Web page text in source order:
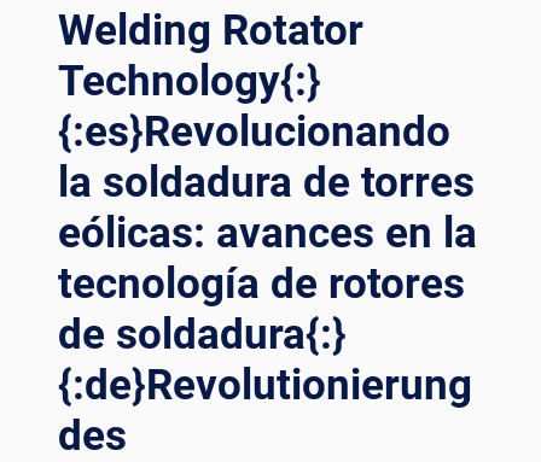
ID}MEREVOLUSI PE
NGELASAN ME
NARA AN
GIN: ME
LEPASKAN EF
NGAN RO
NGELASAN MU
TAKHIR{:}
LAS
ALTURAS:
DOMINIO
LA
SOLDADURA
DE
EÓLICAS
CON
ROTADORES
DE
SOLDADURA
DE
Welding Rotator
Technology{:}
{:es}Revolucionando
la soldadura de torres
eólicas: avances en la
tecnología de rotores
de soldadura{:}
{:de}Revolutionierung
des